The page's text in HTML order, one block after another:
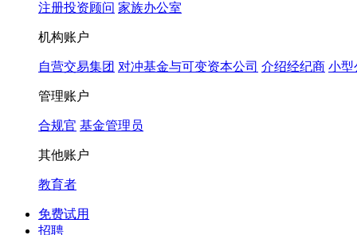
注册投资顾问 家族办公室
机构账户
自营交易集团 对冲基金与可变资本公司 介绍经纪商 小型
管理账户
合规官 基金管理员
其他账户
教育者
免费试用
招聘